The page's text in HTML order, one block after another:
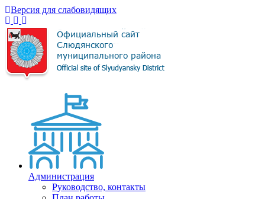
Версия для слабовидящих
Администрация
Руководство, контакты